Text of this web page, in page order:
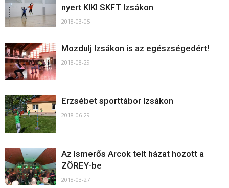
nyert KIKI SKFT Izsákon
2018-03-05
Mozdulj Izsákon is az egészségedért!
2018-08-29
Erzsébet sporttábor Izsákon
2018-06-29
Az Ismerős Arcok telt házat hozott a
ZÖREY-be
2018-03-27